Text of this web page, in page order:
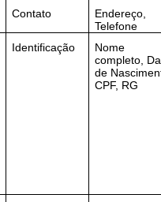
Contato
Endereço,
Telefone
Identificação
Nome
completo,
de
CPF, RG